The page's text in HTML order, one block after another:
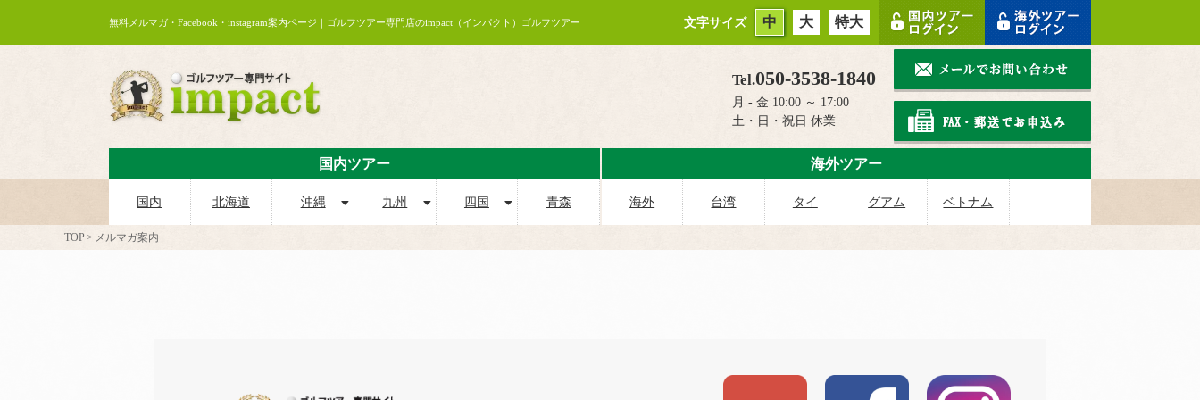
無料メルマガ・Facebook・instagram案内ページ｜ゴルフツアー専門店のimpact（インパクト）ゴルフツアー 文字サイズ 中 大 特大
Tel.050-3538-1840
月 - 金 10:00 ～ 17:00
土・日・祝日 休業
国内ツアー
国内 北海道 沖縄 九州 四国 青森
海外ツアー
海外 台湾 タイ グアム ベトナム
TOP メルマガ案内